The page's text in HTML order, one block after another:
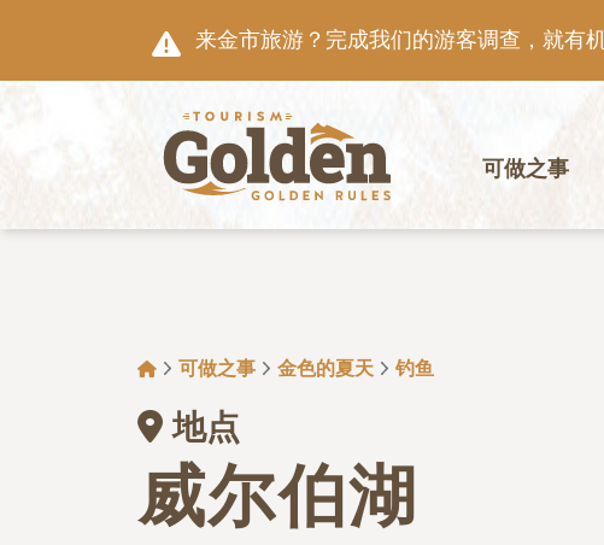
来金市旅游？完成我们的游客调查，就有
可做之事
面包屑
可做之事 金色的夏天 钓鱼
地点
威尔伯湖